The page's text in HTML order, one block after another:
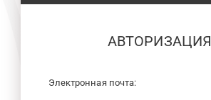
АВТОРИЗАЦИЯ
Электронная почта: